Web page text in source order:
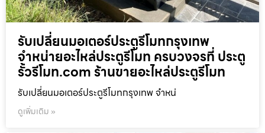
รับเปลี่ยนมอเตอร์ประตูรีโมทกรุงเทพ
จำหน่ายอะไหล่ประตูรีโมท ครบวงจรที่ ประตู
รั้วรีโมท.com ร้านขายอะไหล่ประตูรีโมท
รับเปลี่ยนมอเตอร์ประตูรีโมทกรุงเทพ จำหน่
ดูเพิ่มเติม »